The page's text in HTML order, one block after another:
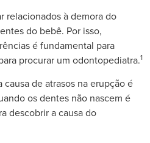
relacionados à demora do
do bebê. Por isso,
é fundamental para
procurar um odontopediatra.1
de atrasos na erupção é
os dentes não nascem é
descobrir a causa do